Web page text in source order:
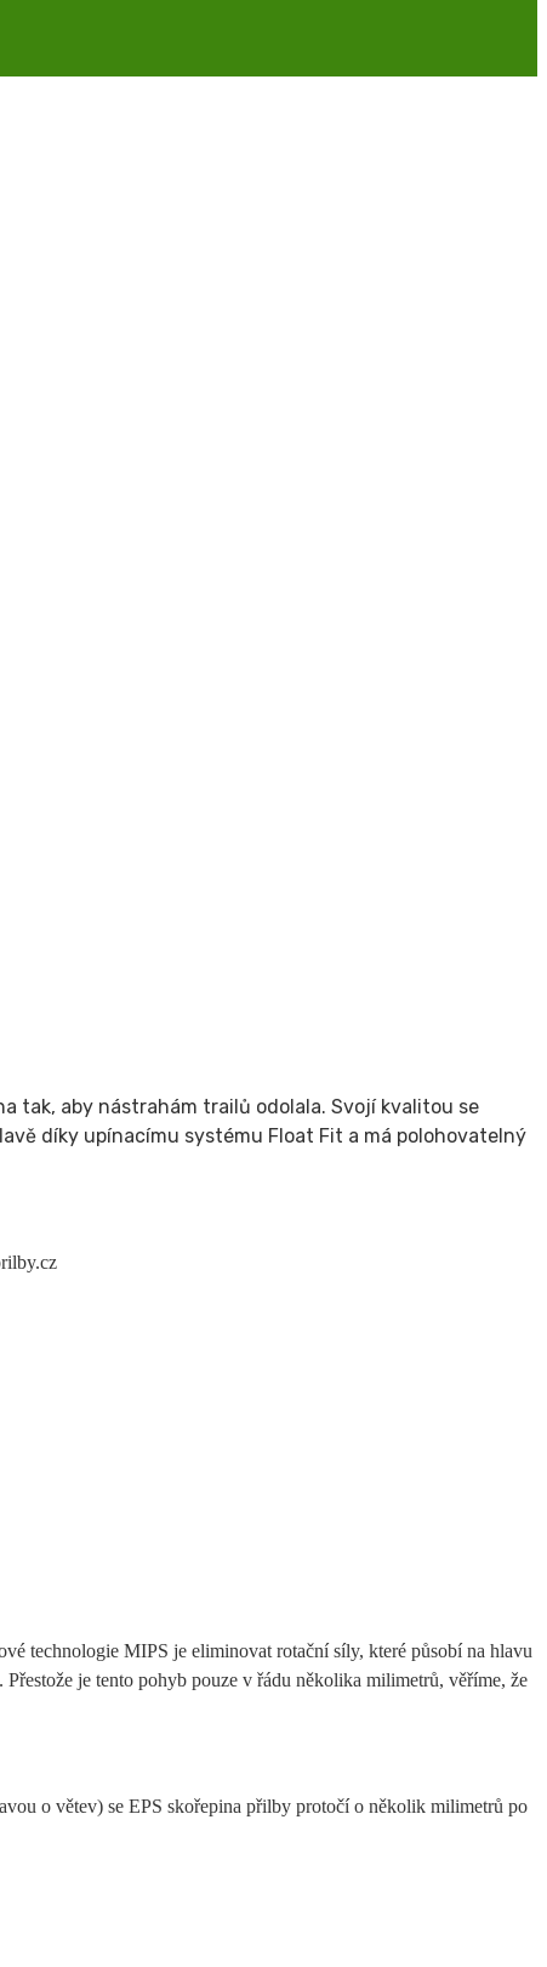
tak, aby nástrahám trailů odolala. Svojí kvalitou se
díky upínacímu systému Float Fit a má polohovatelný
technologie MIPS je eliminovat rotační síly, které působí na hlavu
je tento pohyb pouze v řádu několika milimetrů, věříme, že
o větev) se EPS skořepina přilby protočí o několik milimetrů po